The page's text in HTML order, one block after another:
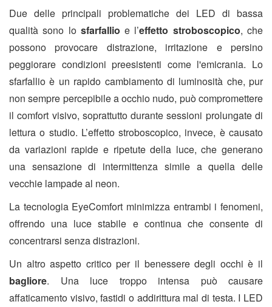
Due delle principali problematiche dei LED di bassa
qualità sono lo sfarfallio e l’effetto stroboscopico, che
possono provocare distrazione, irritazione e persino
peggiorare condizioni preesistenti come l'emicrania. Lo
sfarfallio è un rapido cambiamento di luminosità che, pur
non sempre percepibile a occhio nudo, può compromettere
il comfort visivo, soprattutto durante sessioni prolungate di
lettura o studio. L’effetto stroboscopico, invece, è causato
da variazioni rapide e ripetute della luce, che generano
una sensazione di intermittenza simile a quella delle
vecchie lampade al neon.
La tecnologia EyeComfort minimizza entrambi i fenomeni,
offrendo una luce stabile e continua che consente di
concentrarsi senza distrazioni.
Un altro aspetto critico per il benessere degli occhi è il
bagliore. Una luce troppo intensa può causare
affaticamento visivo, fastidi o addirittura mal di testa. I LED